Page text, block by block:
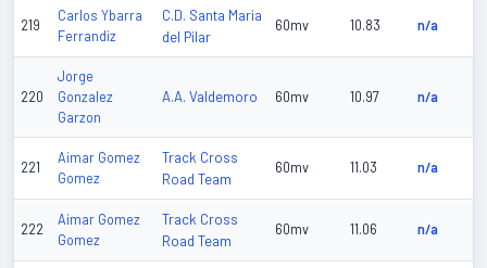
219
Carlos Ybarra
Ferrandiz
C.D. Santa Maria
del Pilar
60mv 10.83 n/a
220
Jorge
Gonzalez
Garzon
A.A. Valdemoro 60mv 10.97 n/a
221
Aimar Gomez
Gomez
Track Cross
Road Team
60mv 11.03 n/a
222
Aimar Gomez
Gomez
Track Cross
Road Team
60mv 11.06 n/a